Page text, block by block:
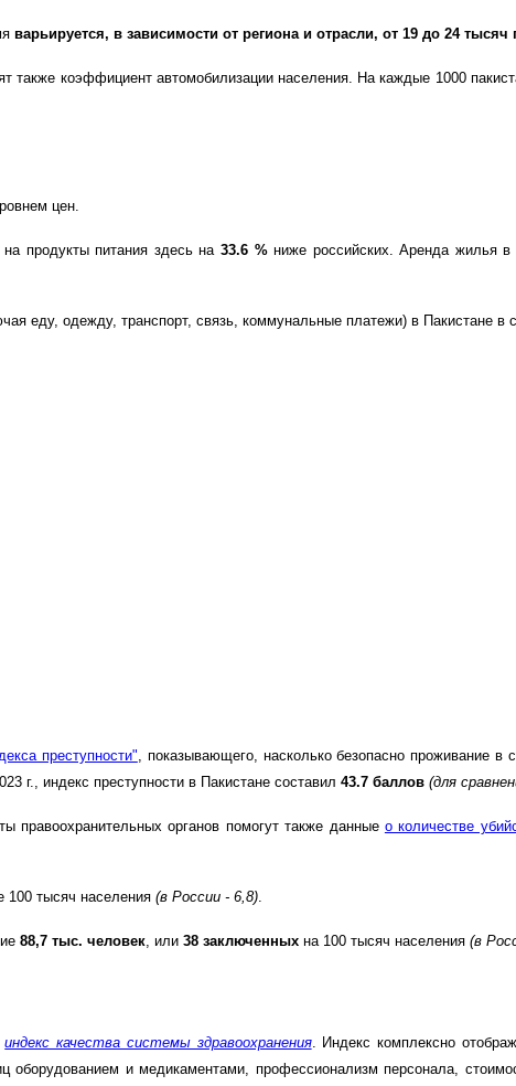
варьируется, в зависимости от региона и отрасли, от 19 до 24
также коэффициент автомобилизации населения. На каждые 1000
цен.
продукты питания здесь на 33.6 %ниже российских. Аренда жилья в
еду, одежду, транспорт, связь, коммунальные платежи) в Пакистане в
преступности", показывающего, насколько безопасно проживание в
г., индекс преступности в Пакистане составил 43.7 баллов (для
правоохранительных органов помогут также данные о количестве
100 тысяч населения (в России - 6,8).
88,7 тыс. человек, или 38 заключенных на 100 тысяч населения (в
индекс качества системы здравоохранения. Индекс комплексно
оборудованием и медикаментами, профессионализм персонала,